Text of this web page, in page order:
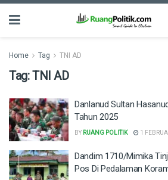
Home Tag TNI AD
Tag:TNI AD
Danlanud Sultan
Tahun 2025
BY RUANG POLITIK 1
Dandim 1710/Mimika
Pos Di Pedalaman